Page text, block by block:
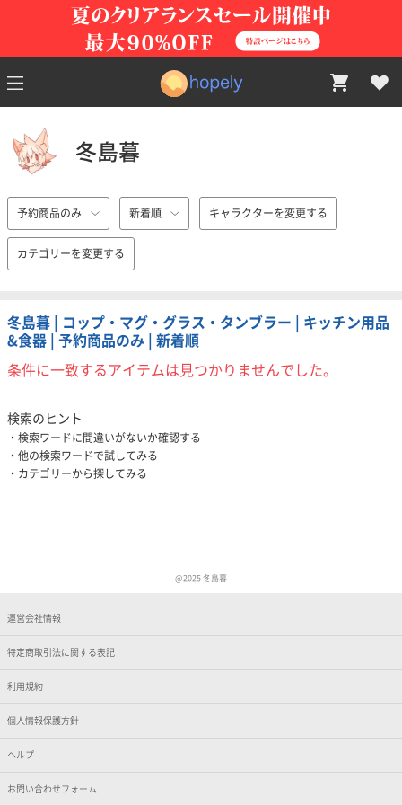
冬島暮
予約商品のみ 新着順 キャラクターを変更する
カテゴリーを変更する
冬島暮 | コップ・マグ・グラス・タンブラー | キッチン用品
&食器 | 予約商品のみ | 新着順
条件に一致するアイテムは見つかりませんでした。
検索のヒント
検索ワードに間違いがないか確認する
他の検索ワードで試してみる
カテゴリーから探してみる
@2025 冬島暮
運営会社情報
特定商取引法に関する表記
利用規約
個人情報保護方針
ヘルプ
お問い合わせフォーム